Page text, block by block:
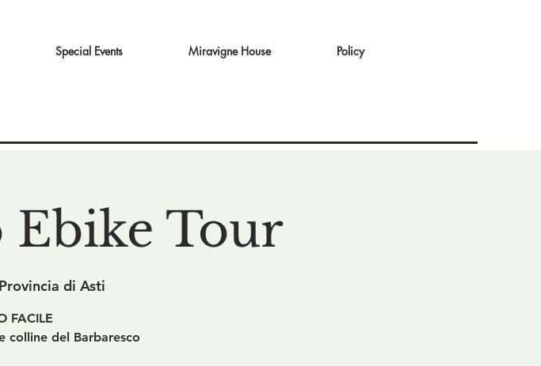
Special Events Miravigne House Policy
Ebike Tour
Provincia di Asti
FACILE
colline del Barbaresco